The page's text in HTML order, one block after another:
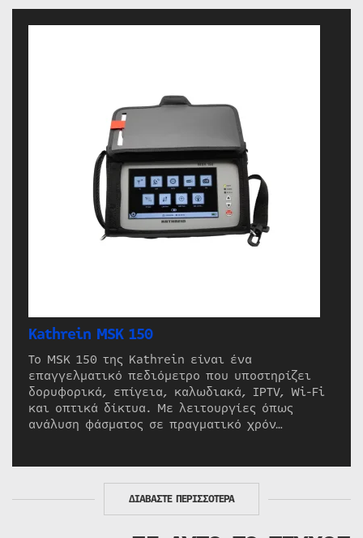
Kathrein MSK 150
Το MSK 150 της Kathrein είναι ένα
επαγγελματικό πεδιόμετρο που υποστηρίζει
δορυφορικά, επίγεια, καλωδιακά, IPTV, Wi-Fi
και οπτικά δίκτυα. Με λειτουργίες όπως
ανάλυση φάσματος σε πραγματικό χρόν…
ΔΙΑΒΑΣΤΕ ΠΕΡΙΣΣΟΤΕΡΑ